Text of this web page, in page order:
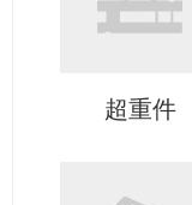
超重件